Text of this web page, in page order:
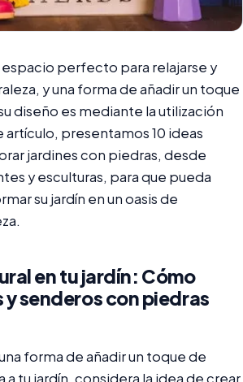
espacio perfecto para relajarse y
y una forma de añadir un toque
diseño es mediante la utilización
artículo, presentamos 10 ideas
jardines con piedras, desde
y esculturas, para que pueda
su jardín en un oasis de
en tu jardín: Cómo
y senderos con piedras
forma de añadir un toque de